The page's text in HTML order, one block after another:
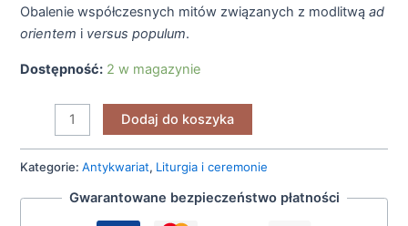
Obalenie współczesnych mitów związanych z modlitwąad
orientem i versus populum.
Dostępność: 2 w magazynie
Dodaj do koszyka
Kategorie:Antykwariat, Liturgia i ceremonie
Gwarantowane bezpieczeństwo płatności